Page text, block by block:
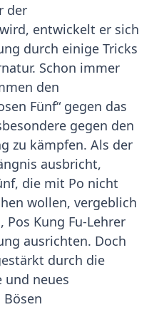
der
entwickelt er sich
durch einige Tricks
Schon immer
den
Fünf“ gegen das
gegen den
zu kämpfen. Als der
ausbricht,
die mit Po nicht
wollen, vergeblich
Pos Kung Fu-Lehrer
ausrichten. Doch
durch die
und neues